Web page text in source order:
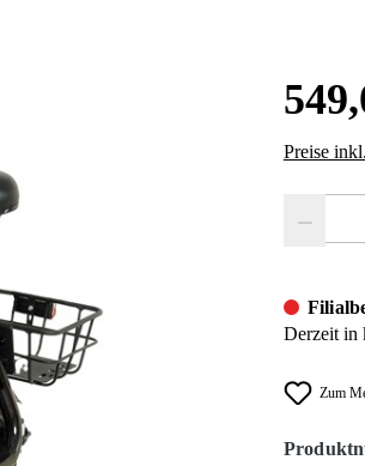
Preise
Derzeit in
Zum